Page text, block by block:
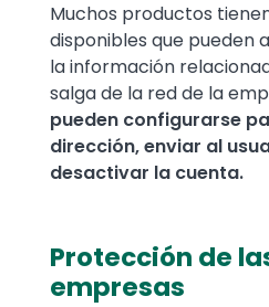
Muchos productos
disponibles que pueden
la información
salga de la red de la
pueden configurarse
dirección, enviar al
desactivar la cuenta.
Protección de
empresas